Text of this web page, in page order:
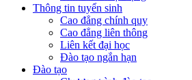
Thông tin tuyển sinh
Cao đẳng chính quy
Cao đẳng liên thông
Liên kết đại học
Đào tạo ngắn hạn
Đào tạo